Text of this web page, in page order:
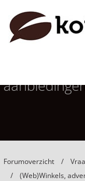
Forumoverzicht
(Web)Winkels,